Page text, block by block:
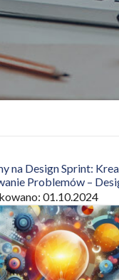
na Design Sprint:
Problemów –
01.10.2024